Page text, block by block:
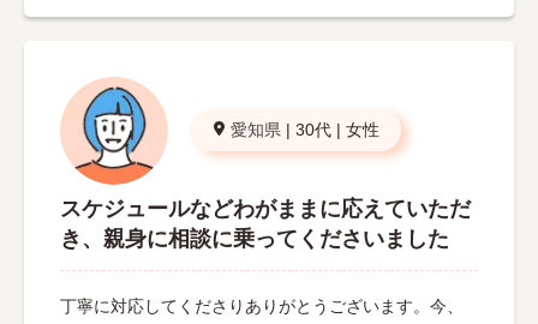
愛知県 | 30代 | 女性
スケジュールなどわがままに応えていただ
き、親身に相談に乗ってくださいました
丁寧に対応してくださりありがとうございます。今、